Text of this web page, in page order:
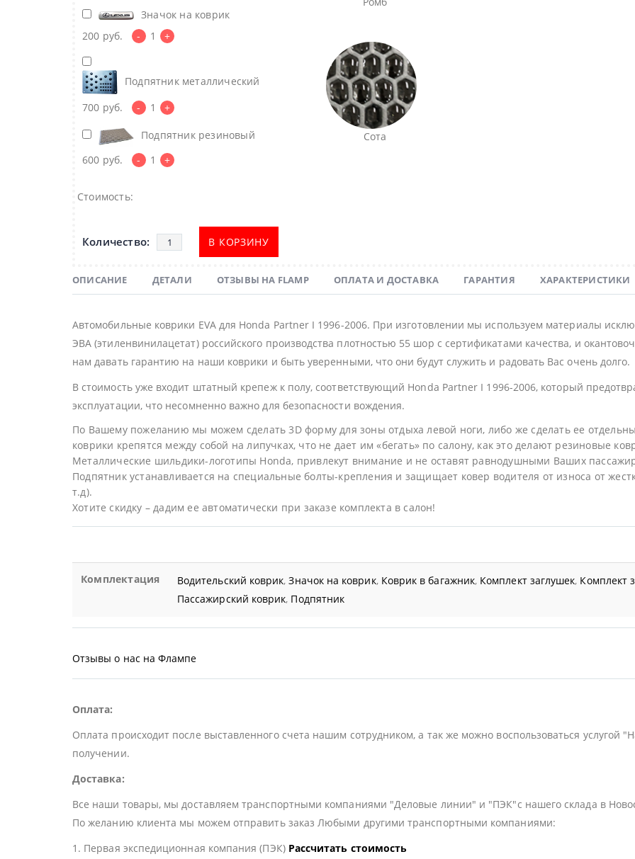
Значок на коврик
200 руб. - 1 +
Подпятник металлический
700 руб. - 1 +
Подпятник резиновый
600 руб. - 1 +
Сота
Стоимость:
В КОРЗИНУ
ОПИСАНИЕ ДЕТАЛИ ОТЗЫВЫ НА FLAMP ОПЛАТА И ДОСТАВКА ГАРАНТИЯ ХАРАКТЕРИСТИКИ
Автомобильные коврики EVA для Honda Partner I 1996-2006. При изготовлении мы используем материалы
ЭВА (этиленвинилацетат) российского производства плотностью 55 шор с сертификатами качества, и
нам давать гарантию на наши коврики и быть уверенными, что они будут служить и радовать Вас очень долго.
В стоимость уже входит штатный крепеж к полу, соответствующий Honda Partner I 1996-2006, который
эксплуатации, что несомненно важно для безопасности вождения.
По Вашему пожеланию мы можем сделать 3D форму для зоны отдыха левой ноги, либо же сделать ее
коврики крепятся между собой на липучках, что не дает им «бегать» по салону, как это делают резиновые
Металлические шильдики-логотипы Honda, привлекут внимание и не оставят равнодушными Ваших
Подпятник устанавливается на специальные болты-крепления и защищает ковер водителя от износа от
т.д).
Хотите скидку – дадим ее автоматически при заказе комплекта в салон!
Комплектация Водительский коврик,Значок на коврик, Коврик в багажник, Комплект заглушек, Комплект
Пассажирский коврик, Подпятник
Отзывы о нас на Флампе
Оплата:
Оплата происходит после выставленного счета нашим сотрудником, а так же можно воспользоваться
получении.
Доставка:
Все наши товары, мы доставляем транспортными компаниями "Деловые линии" и "ПЭК"с нашего склада в
По желанию клиента мы можем отправить заказ Любыми другими транспортными компаниями:
1. Первая экспедиционная компания (ПЭК) Рассчитать стоимость